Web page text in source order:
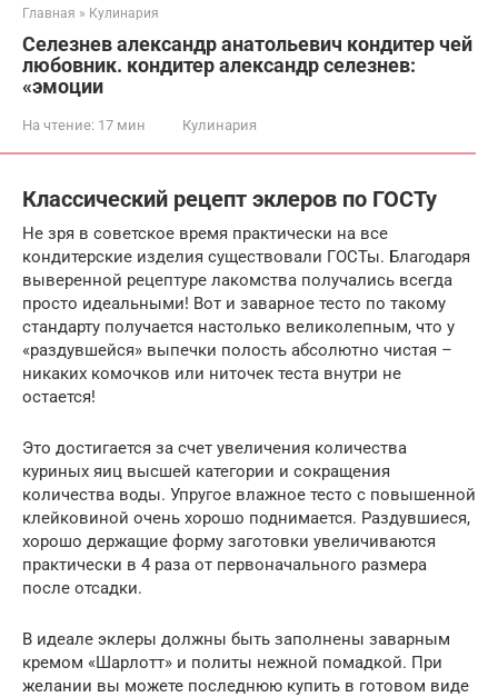
Главная » Кулинария
Селезнев александр анатольевич кондитер чей
любовник. кондитер александр селезнев:
«эмоции
На чтение: 17 мин Кулинария
Классический рецепт эклеров по ГОСТу
Не зря в советское время практически на все
кондитерские изделия существовали ГОСТы. Благодаря
выверенной рецептуре лакомства получались всегда
просто идеальными! Вот и заварное тесто по такому
стандарту получается настолько великолепным, что у
«раздувшейся» выпечки полость абсолютно чистая –
никаких комочков или ниточек теста внутри не
остается!
Это достигается за счет увеличения количества
куриных яиц высшей категории и сокращения
количества воды. Упругое влажное тесто с повышенной
клейковиной очень хорошо поднимается. Раздувшиеся,
хорошо держащие форму заготовки увеличиваются
практически в 4 раза от первоначального размера
после отсадки.
В идеале эклеры должны быть заполнены заварным
кремом «Шарлотт» и политы нежной помадкой. При
желании вы можете последнюю купить в готовом виде